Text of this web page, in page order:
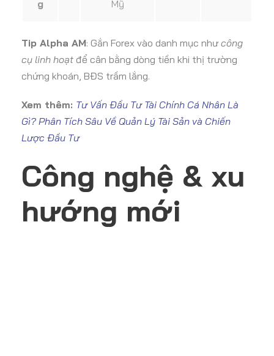
g
Mỹ
Tip Alpha AM: Gắn Forex vào danh mục như công
cụ linh hoạt để cân bằng dòng tiền khi thị trường
chứng khoán, BĐS trầm lắng.
Xem thêm: Tư Vấn Đầu Tư Tài Chính Cá Nhân Là
Gì? Phân Tích Sâu Về Quản Lý Tài Sản và Chiến
Lược Đầu Tư
Công nghệ & xu
hướng mới